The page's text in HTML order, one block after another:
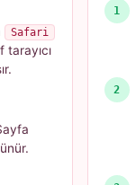
Safari
tarayıcı